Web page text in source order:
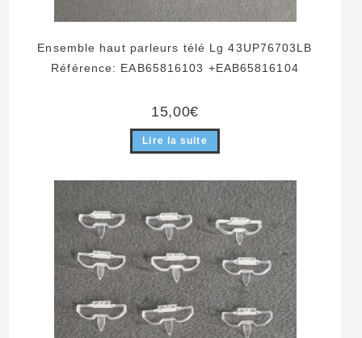
Ensemble haut parleurs télé Lg 43UP76703LB
Référence: EAB65816103 +EAB65816104
15,00€
Lire la suite